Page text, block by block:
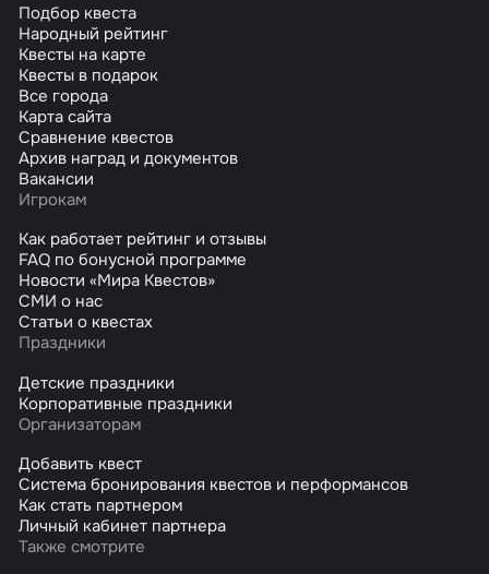
Подбор квеста
Народный рейтинг
Квесты на карте
Квесты в подарок
Все города
Карта сайта
Сравнение квестов
Архив наград и документов
Вакансии
Игрокам
Как работает рейтинг и отзывы
FAQ по бонусной программе
Новости «Мира Квестов»
СМИ о нас
Статьи о квестах
Праздники
Детские праздники
Корпоративные праздники
Организаторам
Добавить квест
Система бронирования квестов и перформансов
Как стать партнером
Личный кабинет партнера
Также смотрите